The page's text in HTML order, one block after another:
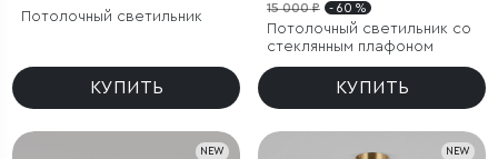
Потолочный светильник
КУПИТЬ
15 000 ₽ - 60 %
Потолочный светильник со
стеклянным плафоном
КУПИТЬ
NEW NEW